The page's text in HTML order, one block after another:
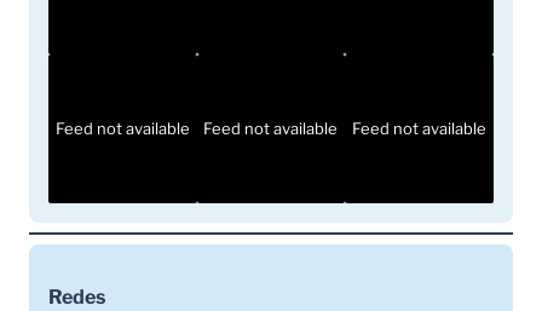
Feed not available Feed not available Feed not available
Redes